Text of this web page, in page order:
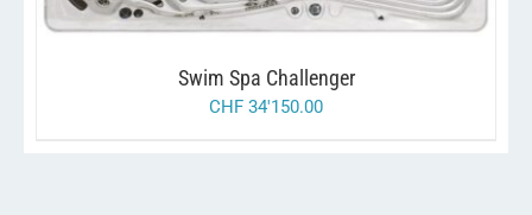
Swim Spa Challenger
CHF 34'150.00